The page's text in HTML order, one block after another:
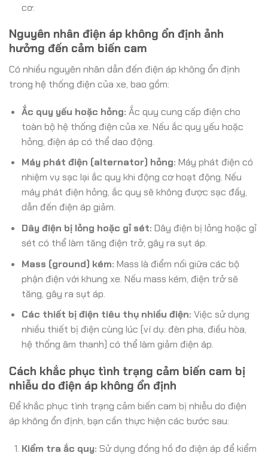
cơ.
Nguyên nhân điện áp không ổn định ảnh
hưởng đến cảm biến cam
Có nhiều nguyên nhân dẫn đến điện áp không ổn định
trong hệ thống điện của xe, bao gồm:
Ắc quy yếu hoặc hỏng: Ắc quy cung cấp điện cho
toàn bộ hệ thống điện của xe. Nếu ắc quy yếu hoặc
hỏng, điện áp có thể dao động.
Máy phát điện (alternator) hỏng: Máy phát điện có
nhiệm vụ sạc lại ắc quy khi động cơ hoạt động. Nếu
máy phát điện hỏng, ắc quy sẽ không được sạc đầy,
dẫn đến điện áp giảm.
Dây điện bị lỏng hoặc gỉ sét: Dây điện bị lỏng hoặc gỉ
sét có thể làm tăng điện trở, gây ra sụt áp.
Mass (ground) kém: Mass là điểm nối giữa các bộ
phận điện với khung xe. Nếu mass kém, điện trở sẽ
tăng, gây ra sụt áp.
Các thiết bị điện tiêu thụ nhiều điện: Việc sử dụng
nhiều thiết bị điện cùng lúc (ví dụ: đèn pha, điều hòa,
hệ thống âm thanh) có thể làm giảm điện áp.
Cách khắc phục tình trạng cảm biến cam bị
nhiễu do điện áp không ổn định
Để khắc phục tình trạng cảm biến cam bị nhiễu do điện
áp không ổn định, bạn cần thực hiện các bước sau:
Kiểm tra ắc quy: Sử dụng đồng hồ đo điện áp để kiểm